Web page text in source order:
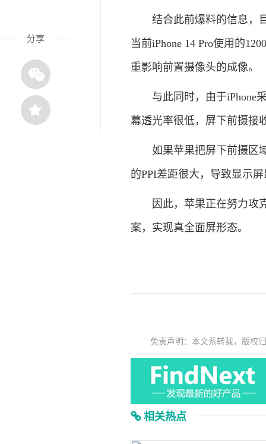
分享
结合此前爆料的信息，目
当前iPhone 14 Pro使用的
重影响前置摄像头的成像。
与此同时，由于iPhone采
幕透光率很低，屏下前摄接
如果苹果把屏下前摄区域
的PPI差距很大，导致显示
因此，苹果正在努力攻克
案，实现真全面屏形态。
免责声明：本文系转载，版权
相关热点